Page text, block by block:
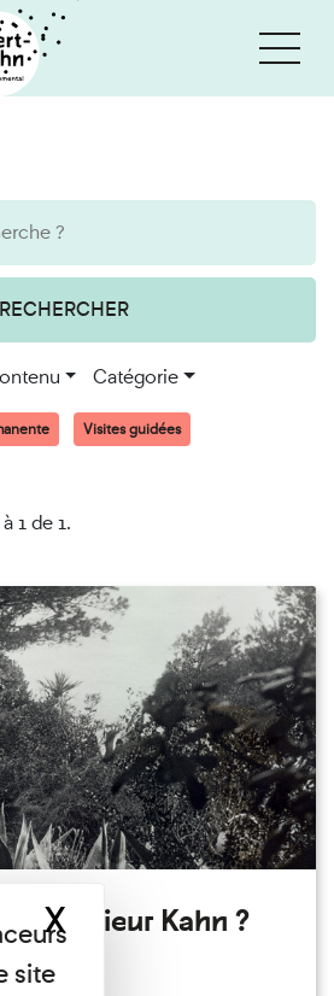
RECHERCHER
Catégorie
Visites guidées
1 de 1.
Monsieur Kahn ?
sur ce site
XMasquer le